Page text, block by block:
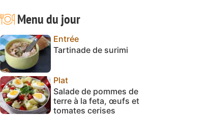
Menu du jour
Entrée
Tartinade de surimi
Plat
Salade de pommes de
terre à la feta, œufs et
tomates cerises